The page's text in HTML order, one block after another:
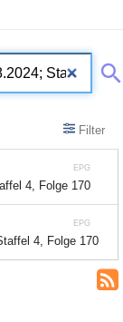
Filter
EPG
4, Folge 170
EPG
4, Folge 170